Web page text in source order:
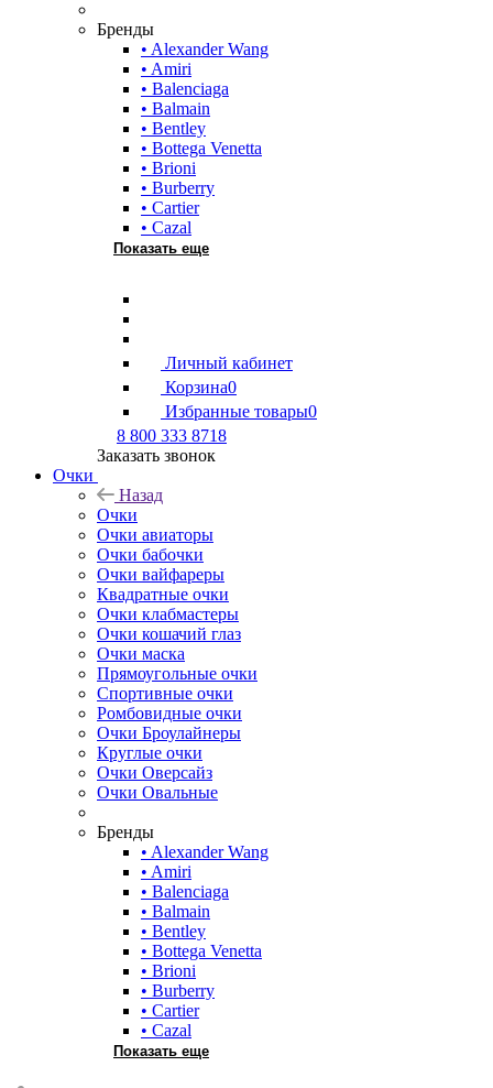
Бренды
• Alexander Wang
• Amiri
• Balenciaga
• Balmain
• Bentley
• Bottega Venetta
• Brioni
• Burberry
• Cartier
• Cazal
Показать еще
Личный кабинет
Корзина0
Избранные товары0
8 800 333 8718
Заказать звонок
Очки
Назад
Очки
Очки авиаторы
Очки бабочки
Очки вайфареры
Квадратные очки
Очки клабмастеры
Очки кошачий глаз
Очки маска
Прямоугольные очки
Спортивные очки
Ромбовидные очки
Очки Броулайнеры
Круглые очки
Очки Оверсайз
Очки Овальные
Бренды
• Alexander Wang
• Amiri
• Balenciaga
• Balmain
• Bentley
• Bottega Venetta
• Brioni
• Burberry
• Cartier
• Cazal
Показать еще